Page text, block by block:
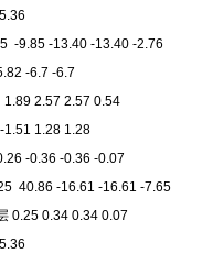
-9.85 -13.40 -13.40 -2.76
-6.7 -6.7
2.57 2.57 0.54
1.28 1.28
-0.36 -0.36 -0.07
40.86 -16.61 -16.61 -7.65
0.25 0.34 0.34 0.07